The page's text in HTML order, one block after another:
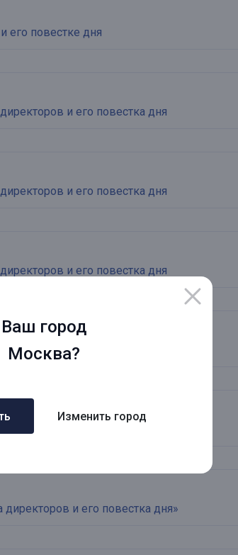
Ваш город
Москва?
Изменить город
его повестке дня
и его повестка дня
и его повестка дня
и его повестка дня
и его повестка дня
и его повестка дня»